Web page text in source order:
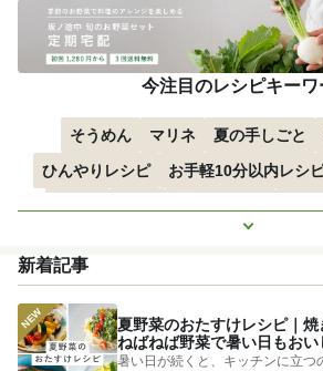
今注目のレシピキーワ
そうめん マリネ 夏の手しごと
ひんやりレシピ
お手軽10分以内レシ
もっと見る
新着記事
夏野菜のおたすけレシピ｜焼
ねばねば野菜で暑い日もおい
暑い日が続くと、キッチンに立つ